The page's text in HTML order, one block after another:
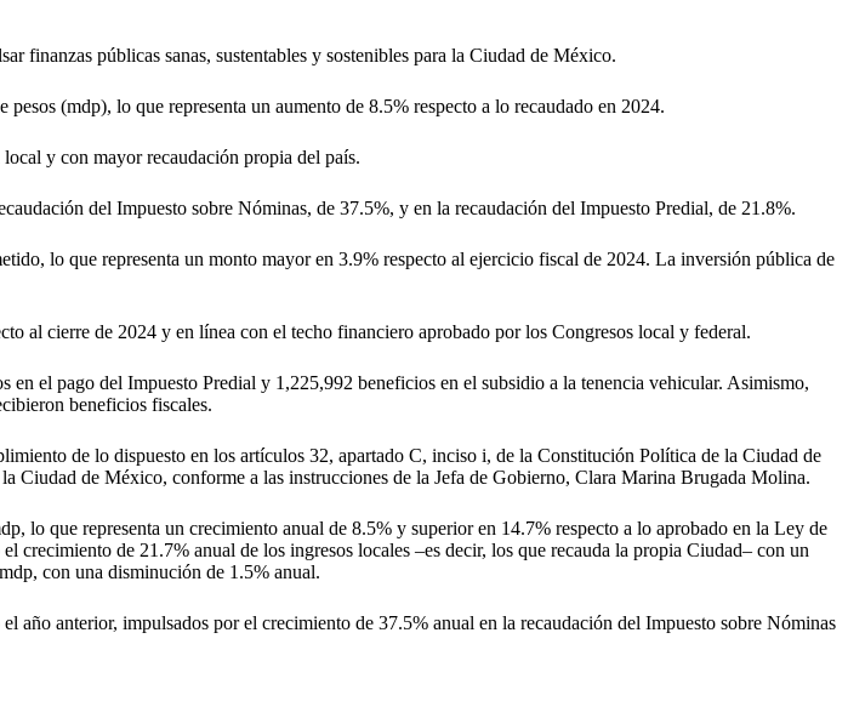
finanzas públicas sanas, sustentables y sostenibles para la Ciudad de México.
(mdp), lo que representa un aumento de 8.5% respecto a lo recaudado en 2024.
y con mayor recaudación propia del país.
del Impuesto sobre Nóminas, de 37.5%, y en la recaudación del Impuesto Predial, de 21.8%.
lo que representa un monto mayor en 3.9% respecto al ejercicio fiscal de 2024. La inversión pública de
al cierre de 2024 y en línea con el techo financiero aprobado por los Congresos local y federal.
el pago del Impuesto Predial y 1,225,992 beneficios en el subsidio a la tenencia vehicular. Asimismo,
beneficios fiscales.
de lo dispuesto en los artículos 32, apartado C, inciso i, de la Constitución Política de la Ciudad de
Ciudad de México, conforme a las instrucciones de la Jefa de Gobierno, Clara Marina Brugada Molina.
lo que representa un crecimiento anual de 8.5% y superior en 14.7% respecto a lo aprobado en la Ley de
de 21.7% anual de los ingresos locales –es decir, los que recauda la propia Ciudad– con un
con una disminución de 1.5% anual.
año anterior, impulsados por el crecimiento de 37.5% anual en la recaudación del Impuesto sobre Nóminas